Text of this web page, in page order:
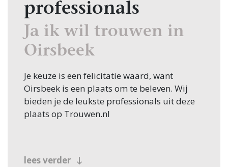
professionals
Ja ik wil trouwen in
Oirsbeek
Je keuze is een felicitatie waard, want
Oirsbeek is een plaats om te beleven. Wij
bieden je de leukste professionals uit deze
plaats op Trouwen.nl
lees verder